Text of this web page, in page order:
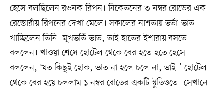
হেসে বলছিলেন রওনক রিপন। নিকেতনের ৩ নম্বর রোডের এক
রেস্তোরাঁয় রিপনের দেখা মেলে। সকালের নাশতায় ভর্তা-ভাত
খাচ্ছিলেন তিনি। মুখভর্তি ভাত, তাই হাতের ইশারায় বসতে
বললেন। খাওয়া শেষে হোটেল থেকে বের হতে হতে হেসে
বললেন, ‘যত কিছুই হোক, ভাত না হলে চলে না, ভাই।’ হোটেল
থেকে বের হয়ে চললাম ১ নম্বর রোডের একটি স্টুডিওতে। সেখানে